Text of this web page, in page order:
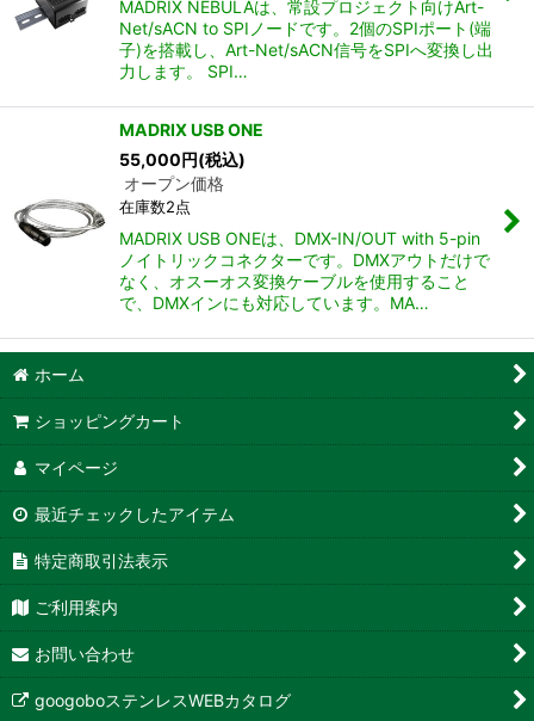
MADRIX NEBULAは、常設プロジェクト向けArt-
Net/sACN to SPIノードです。2個のSPIポート(端
子)を搭載し、Art-Net/sACN信号をSPIへ変換し出
力します。 SPI…
MADRIX USB ONE
55,000円(税込)
オープン価格
在庫数2点
MADRIX USB ONEは、DMX-IN/OUT with 5-pin
ノイトリックコネクターです。DMXアウトだけで
なく、オスーオス変換ケーブルを使用すること
で、DMXインにも対応しています。MA…
ホーム
ショッピングカート
マイページ
最近チェックしたアイテム
特定商取引法表示
ご利用案内
お問い合わせ
googoboステンレスWEBカタログ